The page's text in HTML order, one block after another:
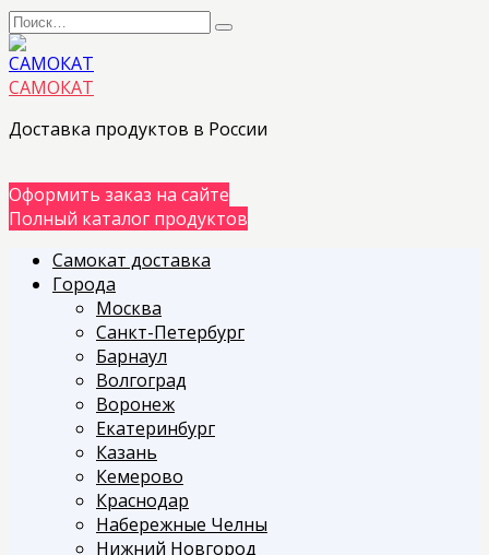
Перейти
к
содержанию
Search
for:
САМОКАТ
Доставка продуктов в России
Оформить заказ на сайте
Полный каталог продуктов
Самокат доставка
Города
Москва
Санкт-Петербург
Барнаул
Волгоград
Воронеж
Екатеринбург
Казань
Кемерово
Краснодар
Набережные Челны
Нижний Новгород